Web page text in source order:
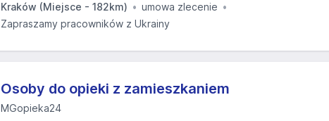
Kraków (Miejsce - 182km)
umowa zlecenie
Zapraszamy pracowników z Ukrainy
Osoby do opieki z zamieszkaniem
MGopieka24